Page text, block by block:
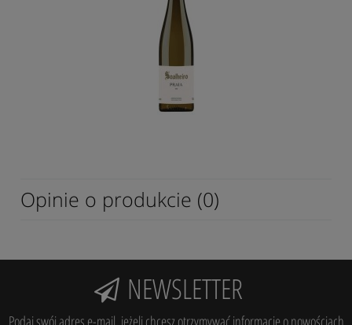
Opinie o produkcie (0)
NEWSLETTER
Podaj swój adres e-mail, jeżeli chcesz otrzymywać informacje o nowościach